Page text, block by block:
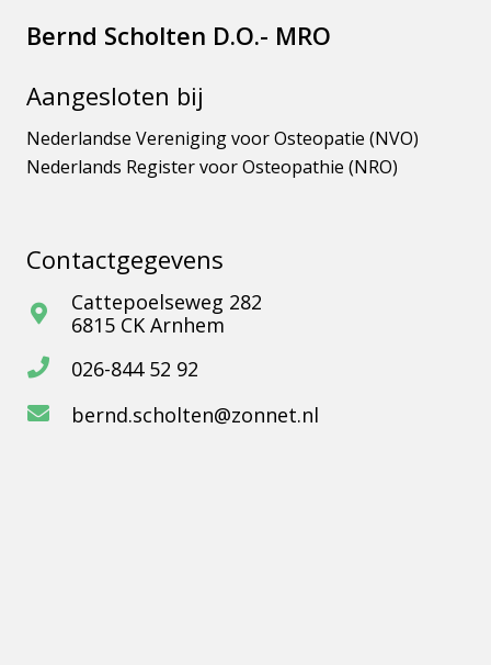
Bernd Scholten D.O.- MRO
Aangesloten bij
Nederlandse Vereniging voor Osteopatie (NVO)
Nederlands Register voor Osteopathie (NRO)
Contactgegevens
Cattepoelseweg 282
6815 CK Arnhem
026-844 52 92
bernd.scholten@zonnet.nl